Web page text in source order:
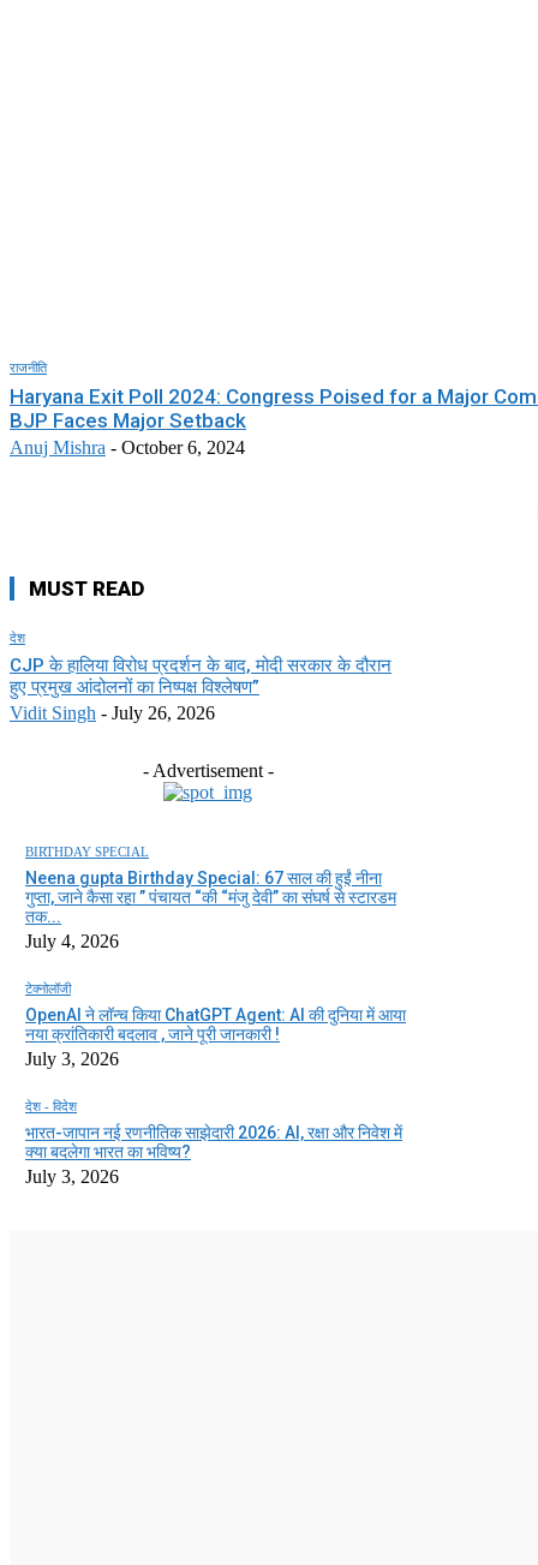
राजनीति
Haryana Exit Poll 2024: Congress Poised for a Major
BJP Faces Major Setback
Anuj Mishra - October 6, 2024
MUST READ
देश
CJP के हालिया विरोध प्रदर्शन के बाद, मोदी सरकार के दौरान
हुए प्रमुख आंदोलनों का निष्पक्ष विश्लेषण”
Vidit Singh - July 26, 2026
- Advertisement -
BIRTHDAY SPECIAL
Neena gupta Birthday Special: 67 साल की हुईं नीना
गुप्ता, जाने कैसा रहा ” पंचायत “की “मंजु देवी” का संघर्ष से स्टारडम
तक...
July 4, 2026
टेक्नोलॉजी
OpenAI ने लॉन्च किया ChatGPT Agent: AI की दुनिया में आया
नया क्रांतिकारी बदलाव , जाने पूरी जानकारी !
July 3, 2026
देश - विदेश
भारत-जापान नई रणनीतिक साझेदारी 2026: AI, रक्षा और निवेश में
क्या बदलेगा भारत का भविष्य?
July 3, 2026